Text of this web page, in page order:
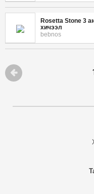
Rosetta Stone 3
хичээл
bebnos